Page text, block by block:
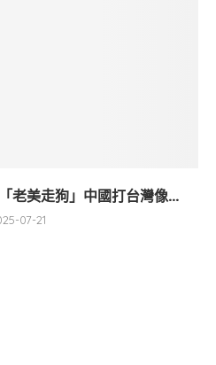
老美走狗」中國打台灣像...
07-21